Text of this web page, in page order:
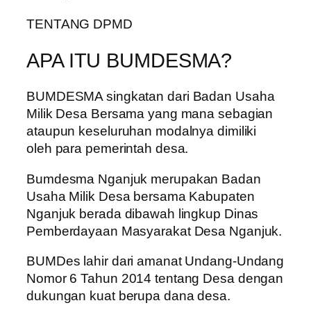
TENTANG DPMD
APA ITU BUMDESMA?
BUMDESMA singkatan dari Badan Usaha
Milik Desa Bersama yang mana sebagian
ataupun keseluruhan modalnya dimiliki
oleh para pemerintah desa.
Bumdesma Nganjuk merupakan Badan
Usaha Milik Desa bersama Kabupaten
Nganjuk berada dibawah lingkup Dinas
Pemberdayaan Masyarakat Desa Nganjuk.
BUMDes lahir dari amanat Undang-Undang
Nomor 6 Tahun 2014 tentang Desa dengan
dukungan kuat berupa dana desa.